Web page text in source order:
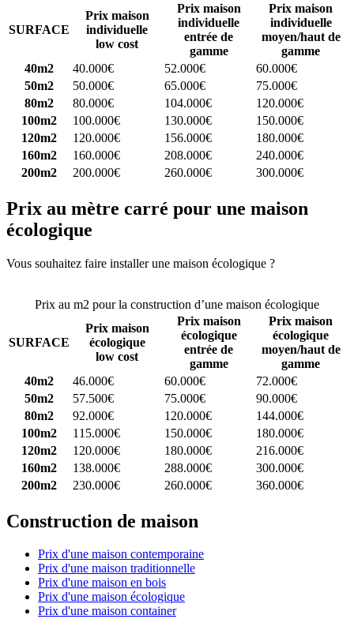
SURFACE
Prix maison
individuelle
low cost
Prix maison
individuelle
entrée de
gamme
Prix maison
individuelle
moyen/haut de
gamme
40m2
40.000€ 52.000€
60.000€
50m2
50.000€ 65.000€
75.000€
80m2
80.000€ 104.000€
120.000€
100m2
100.000€ 130.000€
150.000€
120m2
120.000€ 156.000€
180.000€
160m2
160.000€ 208.000€
240.000€
200m2
200.000€ 260.000€ 300.000€
Prix au mètre carré pour une maison
écologique
Vous souhaitez faire installer une maison écologique ?
Prix au m2 pour la construction d’une maison écologique
SURFACE
Prix maison
écologique
low cost
Prix maison
écologique
entrée de
gamme
Prix maison
écologique
moyen/haut de
gamme
40m2
46.000€ 60.000€
72.000€
50m2
57.500€ 75.000€
90.000€
80m2
92.000€ 120.000€
144.000€
100m2
115.000€ 150.000€
180.000€
120m2
120.000€ 180.000€
216.000€
160m2
138.000€ 288.000€
300.000€
200m2
230.000€ 260.000€ 360.000€
Construction de maison
Prix d'une maison contemporaine
Prix d'une maison traditionnelle
Prix d'une maison en bois
Prix d'une maison écologique
Prix d'une maison container